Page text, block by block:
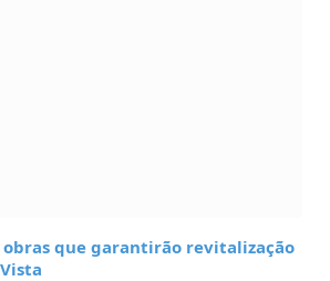
que garantirão revitalização